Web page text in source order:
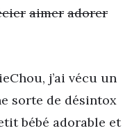
aimer adorer
j’ai vécu un
sorte de désintox
bébé adorable et